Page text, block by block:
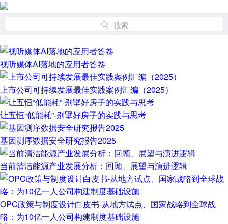
搜索
视听媒体AI落地的应用者答卷
上市公司可持续发展最佳实践案例汇编（2025）
让五恒“低能耗”-别墅好房子的实践与思考
基因测序数据安全研究报告2025
当前清洁能源产业发展分析：回顾、展望与演进逻辑
OPC政策与制度设计白皮书-从地方试点、国家战略到全球战
略：为10亿一人公司构建制度基础设施